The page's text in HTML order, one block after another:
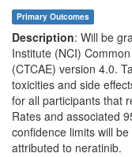
Primary Outcomes
Description: Will be
Institute (NCI)
(CTCAE) version 4.0.
toxicities and side
for all participants that
Rates and associated
confidence limits will
attributed to neratinib.